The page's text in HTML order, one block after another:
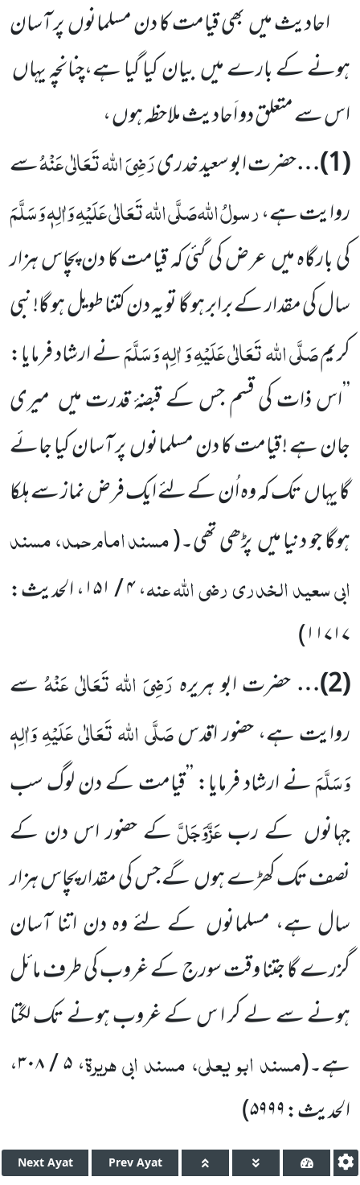
احادیث میںبھی قیامت کا دن مسلمانوںپر آسان
ہونے کے بارے میںبیان کیا گیا ہے،چنانچہ یہاں
اس سے متعلق دو اَحادیث ملاحظہ ہوں ،
(
1
)…حضرت ابو سعید خدریرَضِیَ اللہ تَعَالٰی عَنْہُسے
روایت ہے،رسولُ اللہصَلَّی اللہ تَعَالٰی عَلَیْہِ وَاٰلِہٖ وَسَلَّمَ
کی بارگاہ میںعرض کی گئی کہ قیامت کا دن پچاس ہزار
سال کی مقدار کے برابر ہو گا تو یہ دن کتنا طویل ہو گا! نبی
کریمصَلَّی اللہ تَعَالٰی عَلَیْہِ وَ اٰلِہٖ وَسَلَّمَنے ارشاد فرمایا:
’’اس ذات کی قسم جس کے قبضۂ قدرت میں میری
جان ہے ! قیامت کا دن مسلمانوںپر آسان کیا جائے
گا یہاںتک کہ وہ اُن کے لئے ایک فرض نماز سے ہلکا
ہوگا جو دنیا میںپڑھی تھی۔(مسند امام حمد، مسند
ابی سعید الخدریرضی اللہ عنہ،۴ / ۱۵۱
، الحدیث:
۱۱۷۱۷)
(
2
)…حضرت ابو ہریرہرَضِیَ اللہ تَعَالٰی عَنْہُسے
روایت ہے، حضور اقدسصَلَّی اللہ تَعَالٰی عَلَیْہِ وَاٰلِہٖ
وَسَلَّمَنے ارشاد فرمایا:’’قیامت کے دن لوگ سب
جہانوں کے ربعَزَّوَجَلَّکے حضور اس دن کے
نصف تک کھڑے ہوںگے جس کی مقدار پچاس ہزار
سال ہے، مسلمانوں کے لئے وہ دن اتنا آسان
گزرے گا جتنا وقت سورج کے غروب کی طرف مائل
ہونے سے لے کر ا س کے غروب ہونے تک لگتا
ہے۔(مسند ابو یعلی، مسند ابی ہریرۃ،۵ / ۳۰۸
،
الحدیث:۵۹۹۹)
Next Ayat Prev Ayat